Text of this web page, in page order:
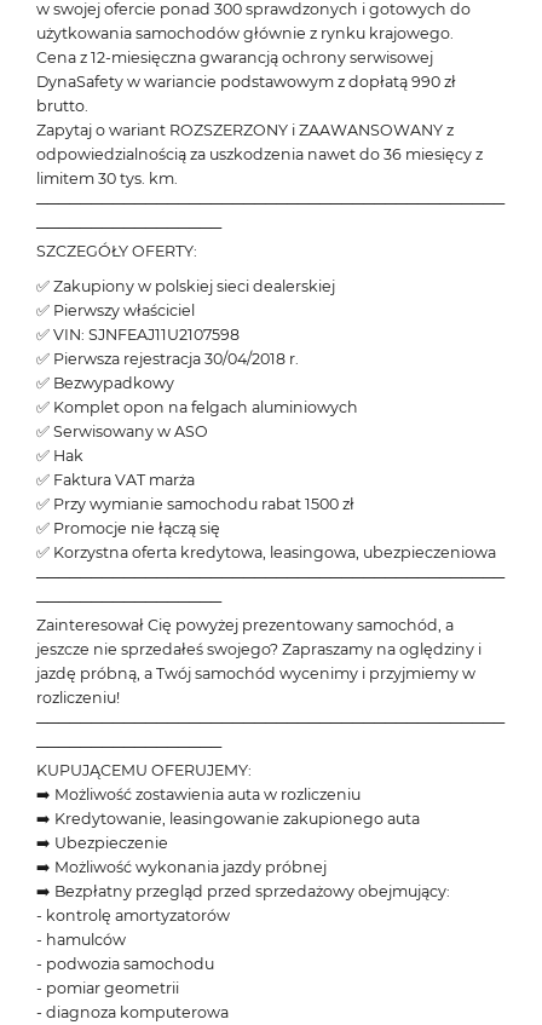
w swojej ofercie ponad 300 sprawdzonych i gotowych do
użytkowania samochodów głównie z rynku krajowego.
Cena z 12-miesięczna gwarancją ochrony serwisowej
DynaSafety w wariancie podstawowym z dopłatą 990 zł
brutto.
Zapytaj o wariant ROZSZERZONY i ZAAWANSOWANY z
odpowiedzialnością za uszkodzenia nawet do 36 miesięcy z
limitem 30 tys. km.
───────────────────────────────────────────
─────────────────
SZCZEGÓŁY OFERTY:
✅ Zakupiony w polskiej sieci dealerskiej
✅ Pierwszy właściciel
✅ VIN: SJNFEAJ11U2107598
✅ Pierwsza rejestracja 30/04/2018 r.
✅ Bezwypadkowy
✅ Komplet opon na felgach aluminiowych
✅ Serwisowany w ASO
✅ Hak
✅ Faktura VAT marża
✅ Przy wymianie samochodu rabat 1500 zł
✅ Promocje nie łączą się
✅ Korzystna oferta kredytowa, leasingowa, ubezpieczeniowa
───────────────────────────────────────────
─────────────────
Zainteresował Cię powyżej prezentowany samochód, a
jeszcze nie sprzedałeś swojego? Zapraszamy na oględziny i
jazdę próbną, a Twój samochód wycenimy i przyjmiemy w
rozliczeniu!
───────────────────────────────────────────
─────────────────
KUPUJĄCEMU OFERUJEMY:
➡️ Możliwość zostawienia auta w rozliczeniu
➡️ Kredytowanie, leasingowanie zakupionego auta
➡️ Ubezpieczenie
➡️ Możliwość wykonania jazdy próbnej
➡️ Bezpłatny przegląd przed sprzedażowy obejmujący:
- kontrolę amortyzatorów
- hamulców
- podwozia samochodu
- pomiar geometrii
- diagnoza komputerowa